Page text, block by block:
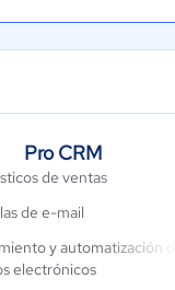
Pro CRM
de ventas
de e-mail
y automatización de
electrónicos